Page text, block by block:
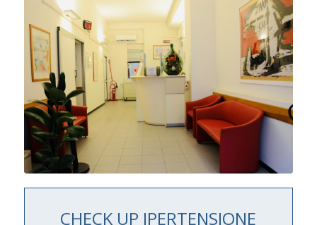
CHECK UP IPERTENSIONE